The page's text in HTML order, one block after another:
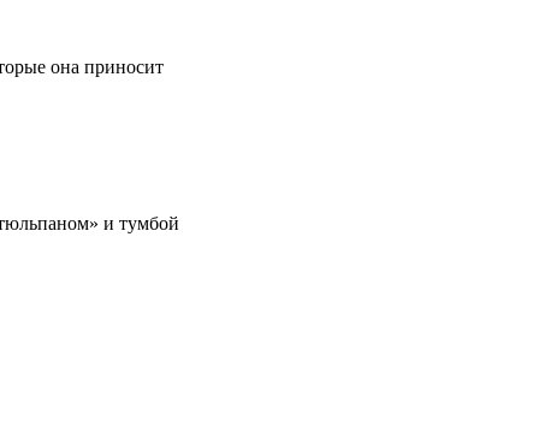
она приносит
и тумбой